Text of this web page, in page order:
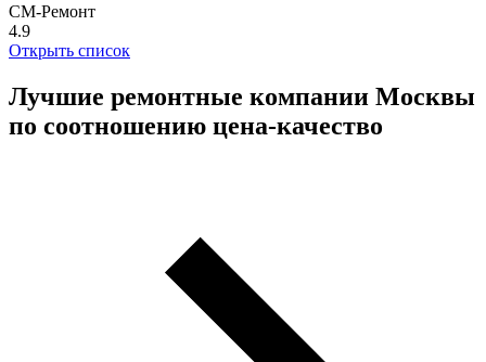
СМ-Ремонт
4.9
Открыть список
Лучшие ремонтные компании Москвы
по соотношению цена-качество